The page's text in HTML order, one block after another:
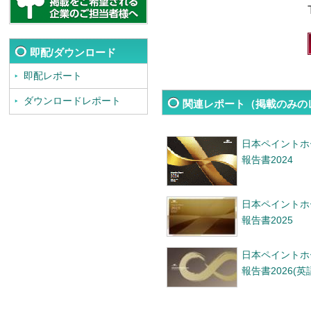
即配/ダウンロード
即配レポート
ダウンロードレポート 関連レポート（掲載のみ
日本ペイント
報告書2024
日本ペイント
報告書2025
日本ペイント
報告書2026(英